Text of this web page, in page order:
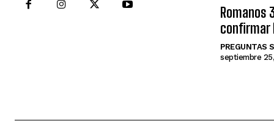
Romanos
confirmar
PREGUNTAS
septiembre